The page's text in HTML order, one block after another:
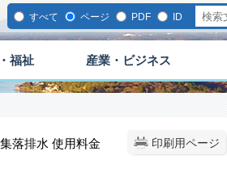
すべて ページ PDF ID
福祉 産業・ビジネス
印刷用ページ
落排水 使用料金